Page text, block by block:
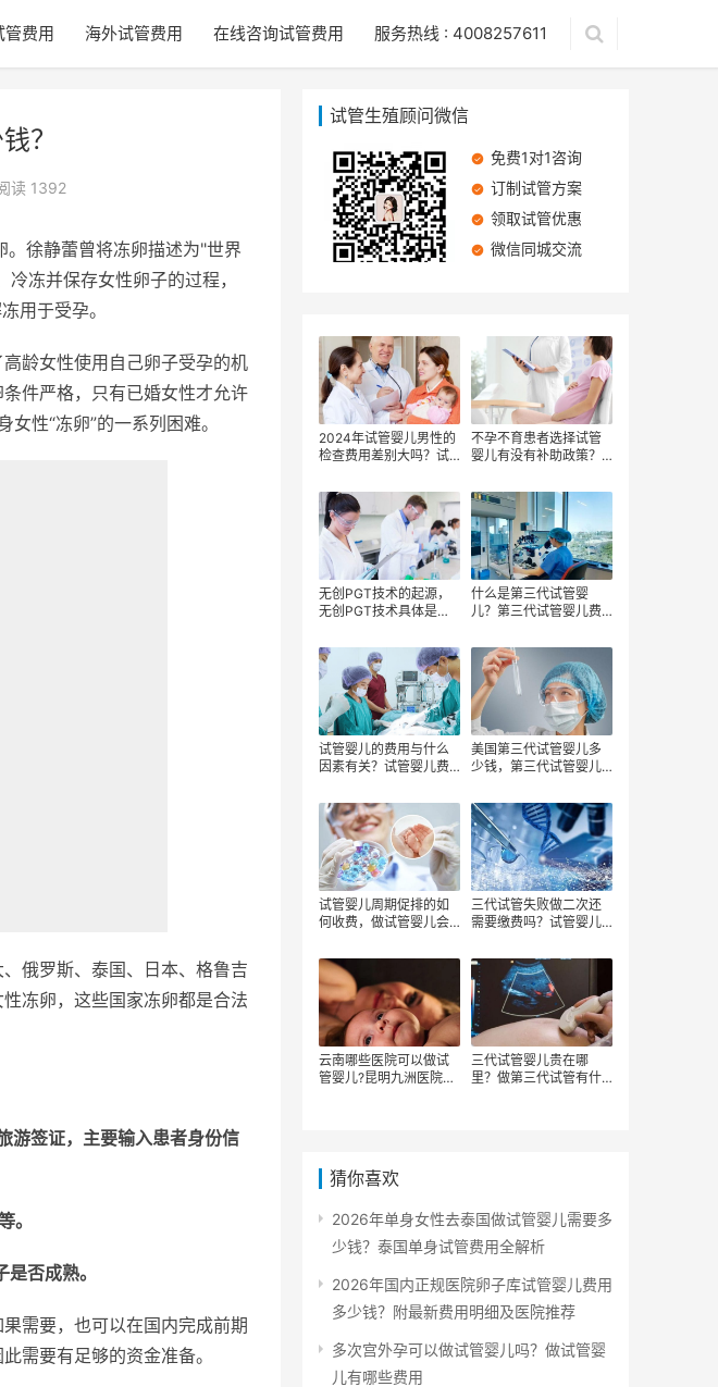
管费用 海外试管费用 在线咨询试管费用 服务热线 : 4008257611
？
读 1392
徐静蕾曾将冻卵描述为"世界
冻并保存女性卵子的过程，
用于受孕。
龄女性使用自己卵子受孕的机
件严格，只有已婚女性才允许
性“冻卵”的一系列困难。
俄罗斯、泰国、日本、格鲁吉
冻卵，这些国家冻卵都是合法
游签证，主要输入患者身份信
。
否成熟。
需要，也可以在国内完成前期
需要有足够的资金准备。
试管生殖顾问微信
免费1对1咨询
订制试管方案
领取试管优惠
微信同城交流
2024年试管婴儿男性的
检查费用差别大吗？试
的原因？
不孕不育患者选择试管
婴儿有没有补助政策？
疗费用？
无创PGT技术的起源，
无创PGT技术具体是什
多少钱？
什么是第三代试管婴
儿？第三代试管婴儿费
功率影响因素？
试管婴儿的费用与什么
因素有关？试管婴儿费
节省试管婴儿费用？
美国第三代试管婴儿多
少钱，第三代试管婴儿
代试管婴儿怎么省钱
试管婴儿周期促排的如
何收费，做试管婴儿会
儿多少钱
三代试管失败做二次还
需要缴费吗？试管婴儿
准，做试管婴儿有哪些
费用？
云南哪些医院可以做试
管婴儿?昆明九洲医院试
三代试管婴儿贵在哪
里？做第三代试管有什
猜你喜欢
2026年单身女性去泰国做试管婴儿需要多
少钱？泰国单身试管费用全解析
2026年国内正规医院卵子库试管婴儿费用
多少钱？附最新费用明细及医院推荐
多次宫外孕可以做试管婴儿吗？做试管婴
儿有哪些费用